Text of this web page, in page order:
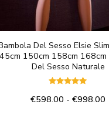
Del Sesso Elsie
150cm 158cm 168cm
Del Sesso Naturale
5.00
€598.00 - €998.00